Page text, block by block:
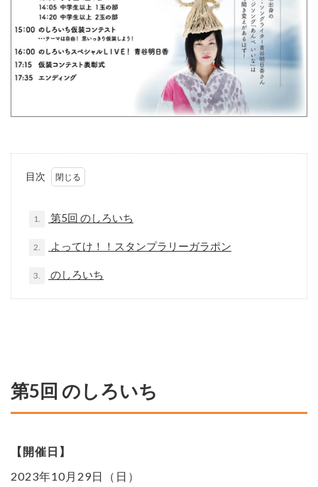
目次
1. 第5回 のしろいち
2. よってけ！！スタンプラリーガラポン
3. のしろいち
第5回 のしろいち
【開催日】
2023年10月29日（日）